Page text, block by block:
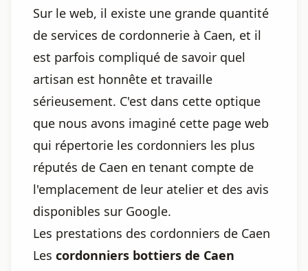
Sur le web, il existe une grande quantité
de services de cordonnerie à Caen, et il
est parfois compliqué de savoir quel
artisan est honnête et travaille
sérieusement. C'est dans cette optique
que nous avons imaginé cette page web
qui répertorie les cordonniers les plus
réputés de Caen en tenant compte de
l'emplacement de leur atelier et des avis
disponibles sur Google.
Les prestations des cordonniers de Caen
Les cordonniers bottiers de Caen